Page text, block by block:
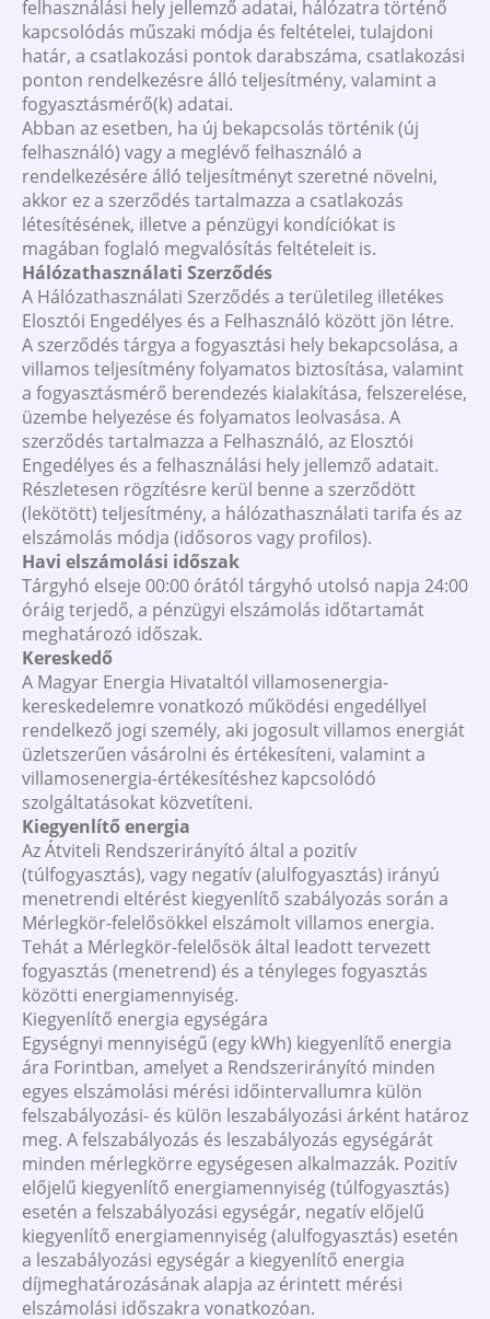
felhasználási hely jellemző adatai, hálózatra történő
kapcsolódás műszaki módja és feltételei, tulajdoni
határ, a csatlakozási pontok darabszáma, csatlakozási
ponton rendelkezésre álló teljesítmény, valamint a
fogyasztásmérő(k) adatai.
Abban az esetben, ha új bekapcsolás történik (új
felhasználó) vagy a meglévő felhasználó a
rendelkezésére álló teljesítményt szeretné növelni,
akkor ez a szerződés tartalmazza a csatlakozás
létesítésének, illetve a pénzügyi kondíciókat is
magában foglaló megvalósítás feltételeit is.
Hálózathasználati Szerződés
A Hálózathasználati Szerződés a területileg illetékes
Elosztói Engedélyes és a Felhasználó között jön létre.
A szerződés tárgya a fogyasztási hely bekapcsolása, a
villamos teljesítmény folyamatos biztosítása, valamint
a fogyasztásmérő berendezés kialakítása, felszerelése,
üzembe helyezése és folyamatos leolvasása. A
szerződés tartalmazza a Felhasználó, az Elosztói
Engedélyes és a felhasználási hely jellemző adatait.
Részletesen rögzítésre kerül benne a szerződött
(lekötött) teljesítmény, a hálózathasználati tarifa és az
elszámolás módja (idősoros vagy profilos).
Havi elszámolási időszak
Tárgyhó elseje 00:00 órától tárgyhó utolsó napja 24:00
óráig terjedő, a pénzügyi elszámolás időtartamát
meghatározó időszak.
Kereskedő
A Magyar Energia Hivataltól villamosenergia-
kereskedelemre vonatkozó működési engedéllyel
rendelkező jogi személy, aki jogosult villamos energiát
üzletszerűen vásárolni és értékesíteni, valamint a
villamosenergia-értékesítéshez kapcsolódó
szolgáltatásokat közvetíteni.
Kiegyenlítő energia
Az Átviteli Rendszerirányító által a pozitív
(túlfogyasztás), vagy negatív (alulfogyasztás) irányú
menetrendi eltérést kiegyenlítő szabályozás során a
Mérlegkör-felelősökkel elszámolt villamos energia.
Tehát a Mérlegkör-felelősök által leadott tervezett
fogyasztás (menetrend) és a tényleges fogyasztás
közötti energiamennyiség.
Kiegyenlítő energia egységára
Egységnyi mennyiségű (egy kWh) kiegyenlítő energia
ára Forintban, amelyet a Rendszerirányító minden
egyes elszámolási mérési időintervallumra külön
felszabályozási- és külön leszabályozási árként határoz
meg. A felszabályozás és leszabályozás egységárát
minden mérlegkörre egységesen alkalmazzák. Pozitív
előjelű kiegyenlítő energiamennyiség (túlfogyasztás)
esetén a felszabályozási egységár, negatív előjelű
kiegyenlítő energiamennyiség (alulfogyasztás) esetén
a leszabályozási egységár a kiegyenlítő energia
díjmeghatározásának alapja az érintett mérési
elszámolási időszakra vonatkozóan.